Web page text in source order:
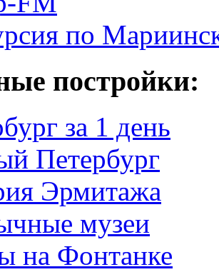
по
постройки:
за 1 день
Петербург
Эрмитажа
музеи
на Фонтанке